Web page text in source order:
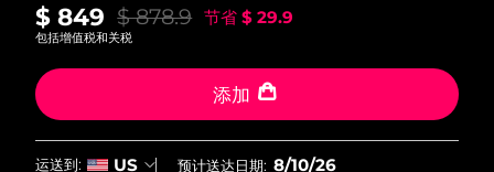
$ 849 $ 878.9 节省 $ 29.9
包括增值税和关税
添加
运送到: US 预计送达日期: 8/10/26